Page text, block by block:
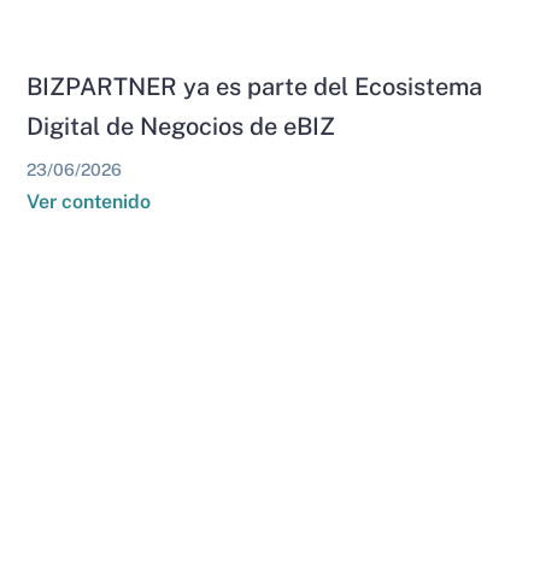
BIZPARTNER ya es parte del Ecosistema
Digital de Negocios de eBIZ
23/06/2026
Ver contenido